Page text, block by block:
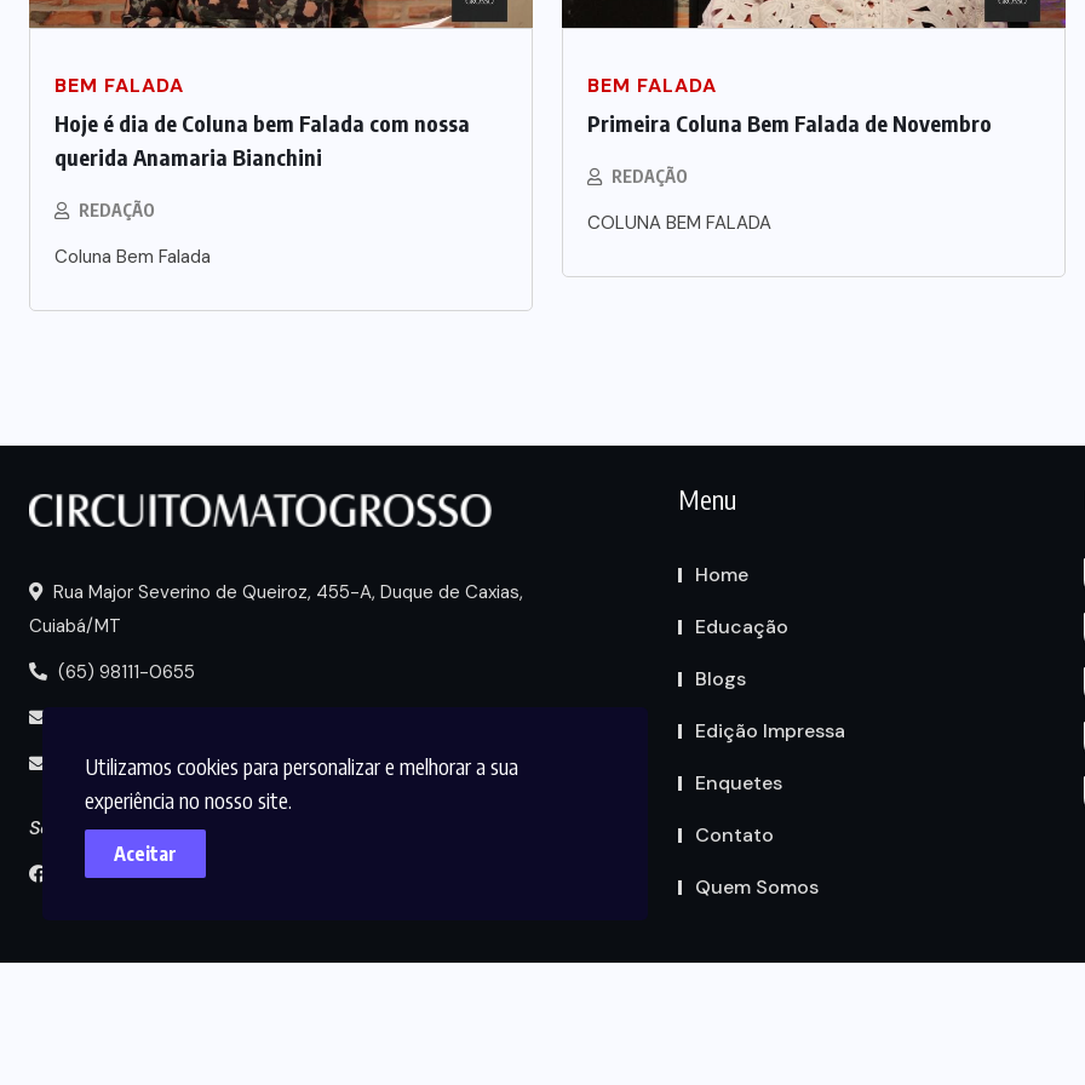
Utilizamos cookies para personalizar e melhorar a sua
experiência no nosso site.
Aceitar
BEM FALADA
Hoje é dia de Coluna bem Falada com nossa
querida Anamaria Bianchini
REDAÇÃO
Coluna Bem Falada
BEM FALADA
Primeira Coluna Bem Falada de Novembro
REDAÇÃO
COLUNA BEM FALADA
Rua Major Severino de Queiroz, 455-A, Duque de Caxias,
Cuiabá/MT
(65) 98111-0655
midia@circuitomt.com.br
Seguir
Menu
Home
Educação
Blogs
Edição Impressa
Enquetes
Contato
Quem Somos